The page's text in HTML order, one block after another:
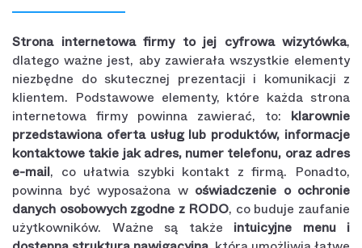
Strona internetowa firmy to jej cyfrowa wizytówka,
dlatego ważne jest, aby zawierała wszystkie elementy
niezbędne do skutecznej prezentacji i komunikacji z
klientem. Podstawowe elementy, które każda strona
internetowa firmy powinna zawierać, to: klarownie
przedstawiona oferta usług lub produktów, informacje
kontaktowe takie jak adres, numer telefonu, oraz adres
e-mail, co ułatwia szybki kontakt z firmą. Ponadto,
powinna być wyposażona w oświadczenie o ochronie
danych osobowych zgodne z RODO, co buduje zaufanie
użytkowników. Ważne są także intuicyjne menu i